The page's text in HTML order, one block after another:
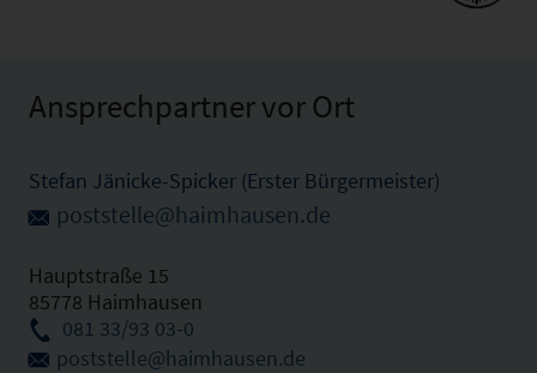
Ansprechpartner vor Ort
Stefan Jänicke-Spicker (Erster Bürgermeister)
poststelle@haimhausen.de
Hauptstraße 15
85778 Haimhausen
081 33/93 03-0
poststelle@haimhausen.de